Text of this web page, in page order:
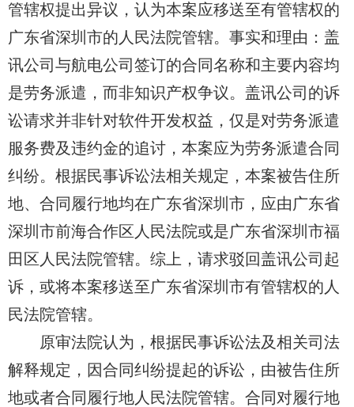
管辖权提出异议，认为本案应移送至有管辖权的
广东省深圳市的人民法院管辖。事实和理由： 盖
讯公司与航电公司 签订的合同名称和主要内容均
是劳务派遣，而非知识产权争议。 盖讯公司 的诉
讼请求并非针对软件开发权益，仅是对劳务派遣
服务费及违约金的追讨，本案应为劳务派遣合同
纠纷。根据民事诉讼法相关规定，本案被告住所
地、合同履行地均在广东省深圳市，应由广东省
深圳市前海合作区人民法院或是广东省深圳市福
田区人民法院管辖。综上，请求驳回盖讯公司 起
诉，或将本案移送至广东省深圳市有管辖权的人
民法院管辖。
原审法院认为，根据民事诉讼法及相关司法
解释规定，因合同纠纷提起的诉讼，由被告住所
地或者合同履行地人民法院管辖。合同对履行地